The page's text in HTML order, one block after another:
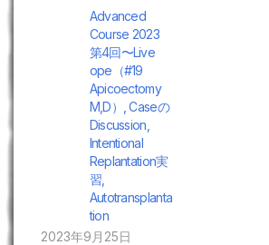
Advanced
Course 2023
第4回〜Live
ope（#19
Apicoectomy
M,D）, Caseの
Discussion,
Intentional
Replantation実
習,
Autotransplanta
tion
2023年9月25日